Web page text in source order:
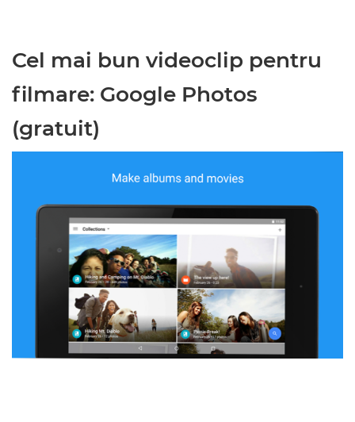
Cel mai bun videoclip pentru
filmare: Google Photos
(gratuit)